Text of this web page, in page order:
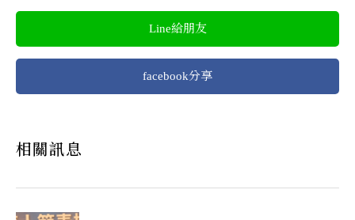
Line給朋友
facebook分享
相關訊息